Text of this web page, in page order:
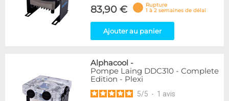
83,90 €
Rupture
1 à 2 semaines de délai
Ajouter au panier
Alphacool -
Pompe Laing DDC310 - Complete
Edition - Plexi
5/5 - 1 avis